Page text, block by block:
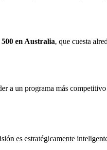
500 en Australia, que cuesta
a un programa más
es estratégicamente